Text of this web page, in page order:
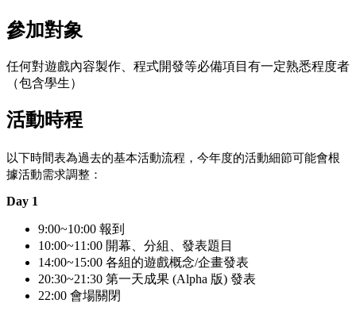
參加對象
任何對遊戲內容製作、程式開發等必備項目有一定熟悉程度者
（包含學生）
活動時程
以下時間表為過去的基本活動流程，今年度的活動細節可能會根
據活動需求調整：
Day 1
9:00~10:00 報到
10:00~11:00 開幕、分組、發表題目
14:00~15:00 各組的遊戲概念/企畫發表
20:30~21:30 第一天成果 (Alpha 版) 發表
22:00 會場關閉